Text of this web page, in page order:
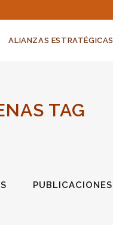
ALIANZAS ESTRATÉGICAS
TAG
PUBLICACIONES